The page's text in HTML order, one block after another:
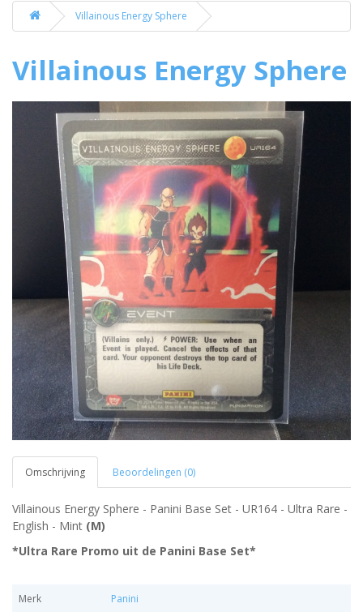
Villainous Energy Sphere
Villainous Energy Sphere
Omschrijving Beoordelingen (0)
Villainous Energy Sphere - Panini Base Set - UR164 - Ultra Rare -
English - Mint (M)
*Ultra Rare Promo uit de Panini Base Set*
Merk
Panini